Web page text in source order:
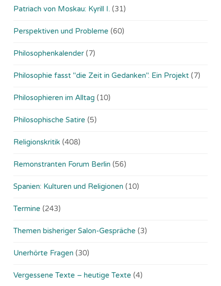
Patriach von Moskau: Kyrill I. (31)
Perspektiven und Probleme (60)
Philosophenkalender (7)
Philosophie fasst "die Zeit in Gedanken". Ein Projekt (7)
Philosophieren im Alltag (10)
Philosophische Satire (5)
Religionskritik (408)
Remonstranten Forum Berlin (56)
Spanien: Kulturen und Religionen (10)
Termine (243)
Themen bisheriger Salon-Gespräche (3)
Unerhörte Fragen (30)
Vergessene Texte – heutige Texte (4)